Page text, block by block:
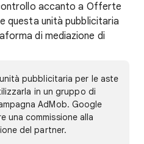
accanto a Offerte
questa unità pubblicitaria
di mediazione di
pubblicitaria per le aste
in un gruppo di
AdMob. Google
una commissione alla
del partner.